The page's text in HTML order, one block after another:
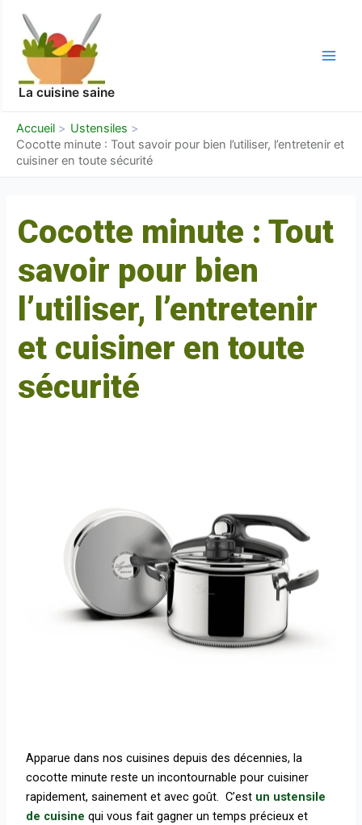
contenu
La cuisine saine
Accueil
Ustensiles
Cocotte minute : Tout savoir pour bien l’utiliser, l’entretenir et
cuisiner en toute sécurité
Cocotte minute : Tout
savoir pour bien
l’utiliser, l’entretenir
et cuisiner en toute
sécurité
Apparue dans nos cuisines depuis des décennies, la
cocotte minute reste un incontournable pour cuisiner
rapidement, sainement et avec goût. C’est un ustensile
de cuisine qui vous fait gagner un temps précieux et
des
articles